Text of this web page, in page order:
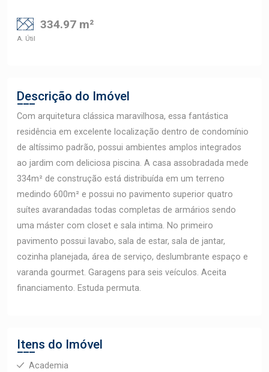
334.97 m²
A. Útil
Descrição do Imóvel
Com arquitetura clássica maravilhosa, essa fantástica
residência em excelente localização dentro de condomínio
de altíssimo padrão, possui ambientes amplos integrados
ao jardim com deliciosa piscina. A casa assobradada mede
334m² de construção está distribuída em um terreno
medindo 600m² e possui no pavimento superior quatro
suítes avarandadas todas completas de armários sendo
uma máster com closet e sala intima. No primeiro
pavimento possui lavabo, sala de estar, sala de jantar,
cozinha planejada, área de serviço, deslumbrante espaço e
varanda gourmet. Garagens para seis veículos. Aceita
financiamento. Estuda permuta.
Itens do Imóvel
Academia